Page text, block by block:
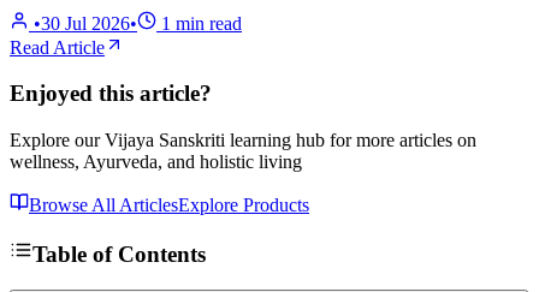
•30 Jul 2026• 1 min read
Read Article
Enjoyed this article?
Explore our Vijaya Sanskriti learning hub for more articles on
wellness, Ayurveda, and holistic living
Browse All ArticlesExplore Products
Table of Contents